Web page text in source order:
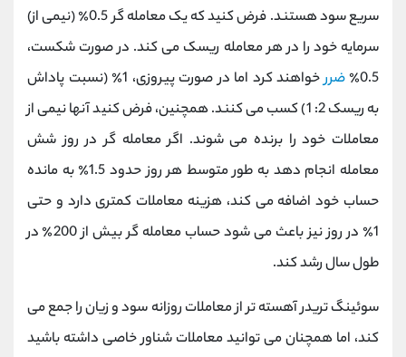
سریع سود هستند. فرض کنید که یک معامله گر 0.5٪ (نیمی از)
سرمایه خود را در هر معامله ریسک می کند. در صورت شکست،
0.5٪
ضرر
خواهند کرد اما در صورت پیروزی، 1٪ (نسبت پاداش
به ریسک 2: 1) کسب می کنند. همچنین، فرض کنید آنها نیمی از
معاملات خود را برنده می شوند. اگر معامله گر در روز شش
معامله انجام دهد به طور متوسط هر روز حدود 1.5٪ به مانده
حساب خود اضافه می کند، هزینه معاملات کمتری دارد و حتی
1٪ در روز نیز باعث می شود حساب معامله گر بیش از 200٪ در
طول سال رشد کند.
سوئینگ تریدر آهسته تر از معاملات روزانه سود و زیان را جمع می
کند، اما همچنان می توانید معاملات شناور خاصی داشته باشید